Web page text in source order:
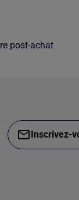
post-achat
Inscrivez-